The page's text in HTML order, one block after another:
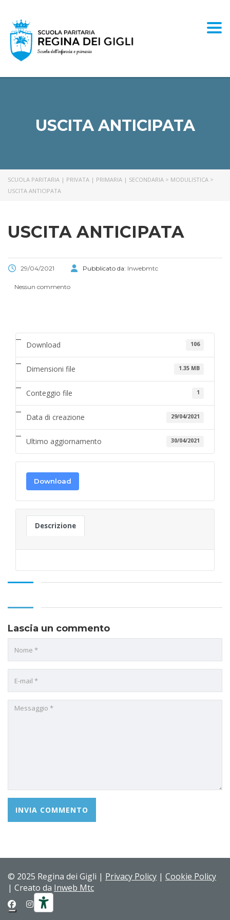
USCITA ANTICIPATA
SCUOLA PARITARIA | PRIVATA | PRIMARIA | SECONDARIA > MODULISTICA >
USCITA ANTICIPATA
USCITA ANTICIPATA
29/04/2021 Pubblicato da: Inwebmtc
Nessun commento
Download 106
Dimensioni file 1.35 MB
Conteggio file 1
Data di creazione 29/04/2021
Ultimo aggiornamento 30/04/2021
Download
Descrizione
Lascia un commento
© 2025 Regina dei Gigli | Privacy Policy | Cookie Policy
| Creato da Inweb Mtc